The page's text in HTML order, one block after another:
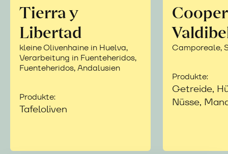
Tierra y
Libertad
kleine Olivenhaine in Huelva,
Verarbeitung in Fuenteheridos,
Fuenteheridos, Andalusien
Produkte:
Tafeloliven
Camporeale,
Produkte:
Getreide,
Nüsse,